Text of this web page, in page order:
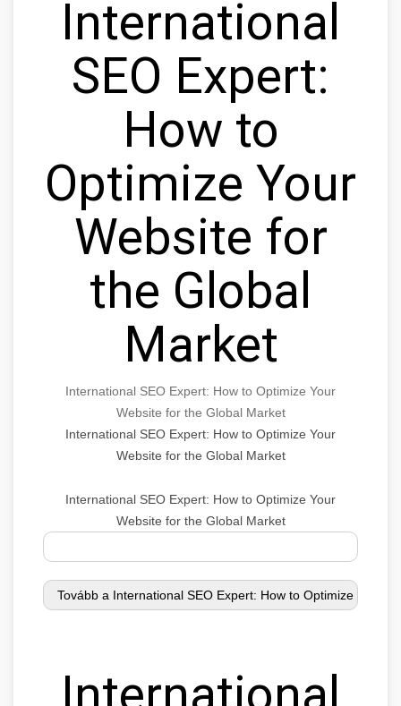
International
SEO Expert:
How to
Optimize Your
Website for
the Global
Market
International SEO Expert: How to Optimize Your
Website for the Global Market
International SEO Expert: How to Optimize Your
Website for the Global Market
International SEO Expert: How to Optimize Your
Website for the Global Market
International